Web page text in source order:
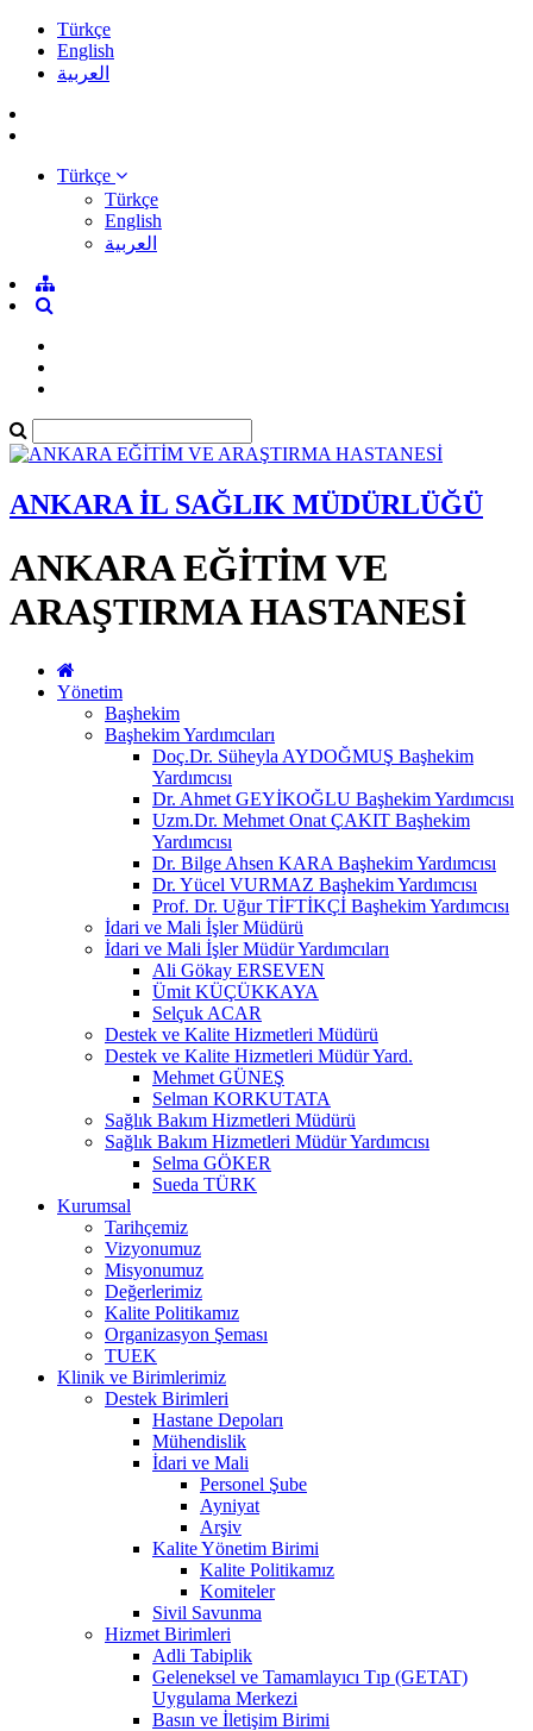
Türkçe
English
العربية
Türkçe
Türkçe
English
العربية
ANKARA İL SAĞLIK MÜDÜRLÜĞÜ
ANKARA EĞİTİM VE
ARAŞTIRMA HASTANESİ
Yönetim
Başhekim
Başhekim Yardımcıları
Doç.Dr. Süheyla AYDOĞMUŞ Başhekim
Yardımcısı
Dr. Ahmet GEYİKOĞLU Başhekim Yardımcısı
Uzm.Dr. Mehmet Onat ÇAKIT Başhekim
Yardımcısı
Dr. Bilge Ahsen KARA Başhekim Yardımcısı
Dr. Yücel VURMAZ Başhekim Yardımcısı
Prof. Dr. Uğur TİFTİKÇİ Başhekim Yardımcısı
İdari ve Mali İşler Müdürü
İdari ve Mali İşler Müdür Yardımcıları
Ali Gökay ERSEVEN
Ümit KÜÇÜKKAYA
Selçuk ACAR
Destek ve Kalite Hizmetleri Müdürü
Destek ve Kalite Hizmetleri Müdür Yard.
Mehmet GÜNEŞ
Selman KORKUTATA
Sağlık Bakım Hizmetleri Müdürü
Sağlık Bakım Hizmetleri Müdür Yardımcısı
Selma GÖKER
Sueda TÜRK
Kurumsal
Tarihçemiz
Vizyonumuz
Misyonumuz
Değerlerimiz
Kalite Politikamız
Organizasyon Şeması
TUEK
Klinik ve Birimlerimiz
Destek Birimleri
Hastane Depoları
Mühendislik
İdari ve Mali
Personel Şube
Ayniyat
Arşiv
Kalite Yönetim Birimi
Kalite Politikamız
Komiteler
Sivil Savunma
Hizmet Birimleri
Adli Tabiplik
Geleneksel ve Tamamlayıcı Tıp (GETAT)
Uygulama Merkezi
Basın ve İletişim Birimi